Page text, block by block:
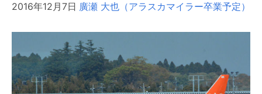
2016年12月7日 廣瀬 大也（アラスカマイラー卒業予定）